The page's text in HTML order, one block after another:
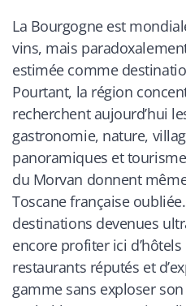
La Bourgogne est
vins, mais
estimée comme
Pourtant, la région
recherchent aujourd’hui
gastronomie, nature,
panoramiques et
du Morvan donnent
Toscane française
destinations devenues
encore profiter ici
restaurants réputés et
gamme sans exploser son